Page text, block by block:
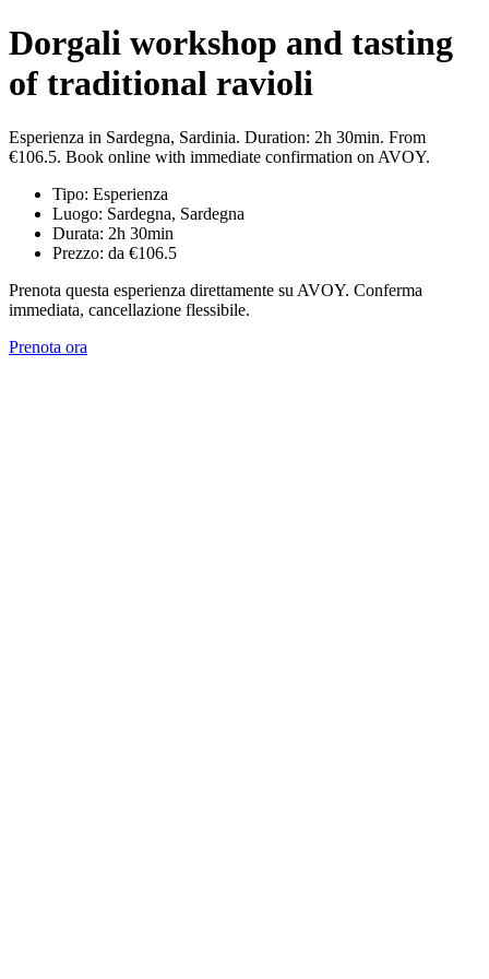
Dorgali workshop and tasting
of traditional ravioli
Esperienza in Sardegna, Sardinia. Duration: 2h 30min. From
€106.5. Book online with immediate confirmation on AVOY.
Tipo: Esperienza
Luogo: Sardegna, Sardegna
Durata: 2h 30min
Prezzo: da €106.5
Prenota questa esperienza direttamente su AVOY. Conferma
immediata, cancellazione flessibile.
Prenota ora